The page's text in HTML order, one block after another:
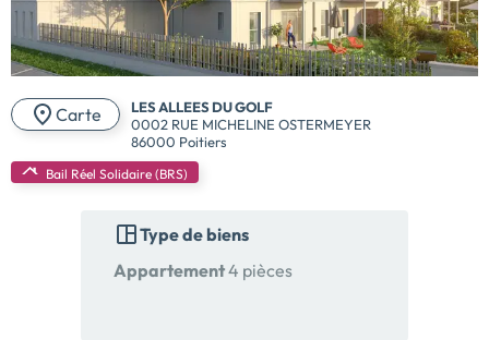
Carte
LES ALLEES DU GOLF
0002 RUE MICHELINE OSTERMEYER
86000 Poitiers
Bail Réel Solidaire (BRS)
Type de biens
Appartement4 pièces